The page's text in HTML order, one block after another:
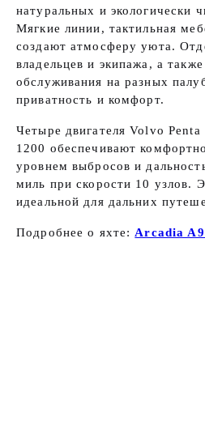
натуральных и экологически
Мягкие линии, тактильная
создают атмосферу уюта.
владельцев и экипажа, а
обслуживания на разных
приватность и комфорт.
Четыре двигателя Volvo
1200 обеспечивают
уровнем выбросов и
миль при скорости 10 узлов.
идеальной для дальних
Подробнее о яхте: Arcadia